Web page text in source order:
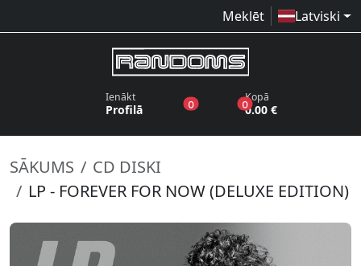
Meklēt Latviski
Ienākt
Profilā 0produkti vēlmju sarakstā
0produkti grozā
Kopā
0.00 €
SĀKUMS
CD DISKI
LP - FOREVER FOR NOW (DELUXE EDITION)